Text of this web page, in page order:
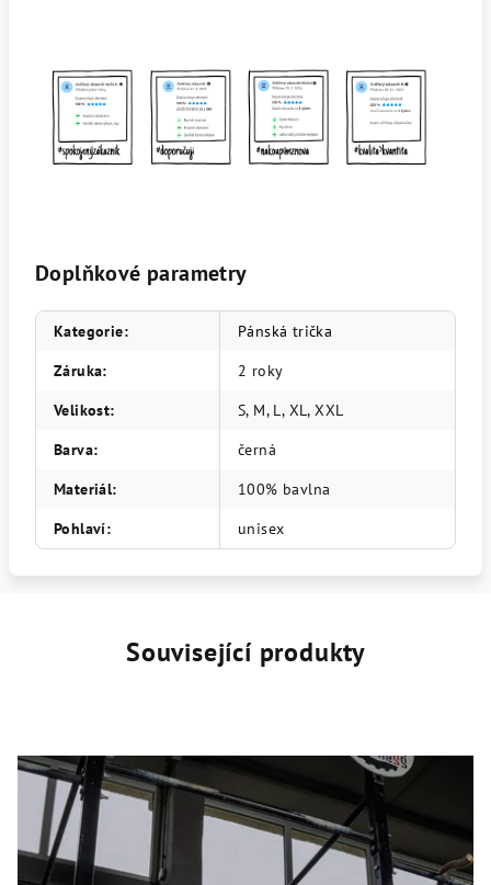
Doplňkové parametry
Kategorie:
Pánská trička
Záruka:
2 roky
Velikost:
S, M, L, XL, XXL
Barva:
černá
Materiál:
100% bavlna
Pohlaví: unisex
Související produkty